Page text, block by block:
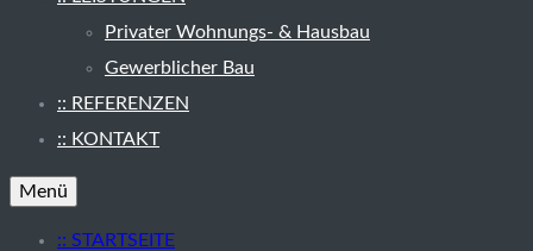
Privater Wohnungs- & Hausbau
Gewerblicher Bau
:: REFERENZEN
:: KONTAKT
Menü
:: STARTSEITE